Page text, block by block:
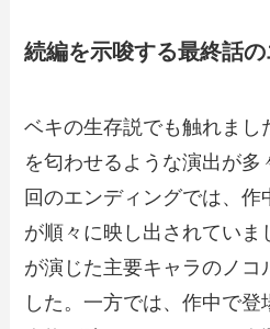
続編を示唆する最終話
ベキの生存説でも触れまし
を匂わせるような演出が多
回のエンディングでは、作
が順々に映し出されていま
が演じた主要キャラのノ
した。一方では、作中で